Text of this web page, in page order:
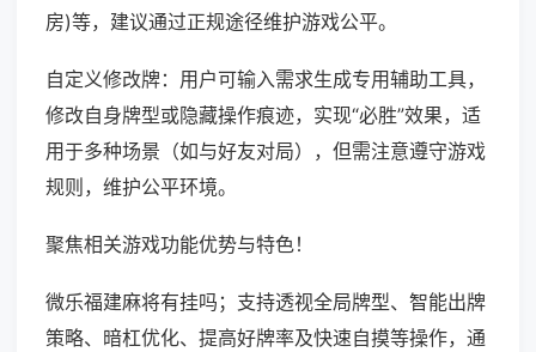
房)等，建议通过正规途径维护游戏公平。
自定义修改牌：用户可输入需求生成专用辅助工具，
修改自身牌型或隐藏操作痕迹，实现“必胜”效果，适
用于多种场景（如与好友对局），但需注意遵守游戏
规则，维护公平环境。
聚焦相关游戏功能优势与特色！
微乐福建麻将有挂吗；支持透视全局牌型、智能出牌
策略、暗杠优化、提高好牌率及快速自摸等操作，通